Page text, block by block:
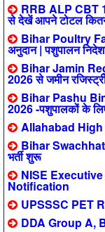
RRB ALP CBT
से देखें आपने टोटल
Bihar Poultry
अनुदान | पशुपालन
Bihar Jamin
2026 से जमीन
Bihar Pashu
2026 -पशुपालकों के
Allahabad
Bihar
भर्ती शुरू
NISE
Notification
UPSSSC PET
DDA Group A,